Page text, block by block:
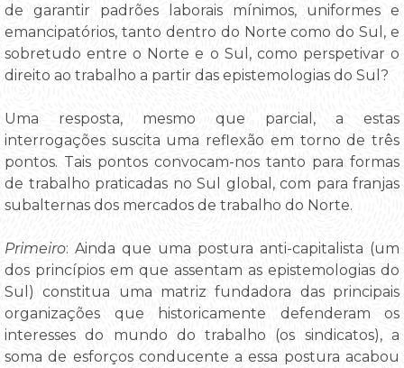
de garantir padrões laborais mínimos, uniformes e
emancipatórios, tanto dentro do Norte como do Sul, e
sobretudo entre o Norte e o Sul, como perspetivar o
direito ao trabalho a partir das epistemologias do Sul?
Uma resposta, mesmo que parcial, a estas
interrogações suscita uma reflexão em torno de três
pontos. Tais pontos convocam-nos tanto para formas
de trabalho praticadas no Sul global, com para franjas
subalternas dos mercados de trabalho do Norte.
Primeiro: Ainda que uma postura anti-capitalista (um
dos princípios em que assentam as epistemologias do
Sul) constitua uma matriz fundadora das principais
organizações que historicamente defenderam os
interesses do mundo do trabalho (os sindicatos), a
soma de esforços conducente a essa postura acabou